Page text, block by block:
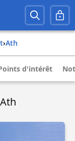
› ath
d'intérêt